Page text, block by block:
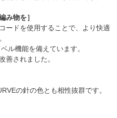
み物を］
ードを使用することで、より快適
ル機能を備えています。
善されました。
の針の色とも相性抜群です。